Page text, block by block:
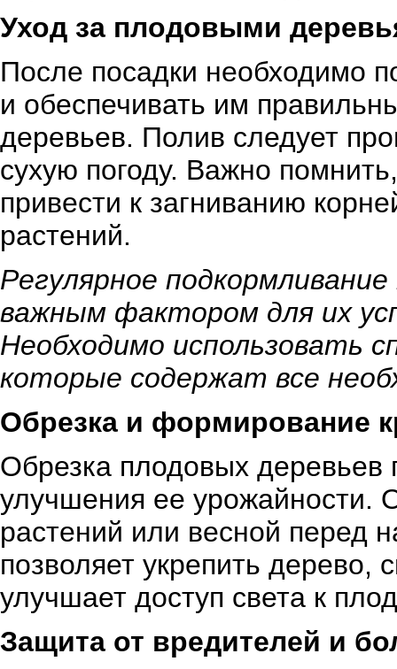
Уход за плодовыми
После посадки необходимо
и обеспечивать им
деревьев. Полив следует
сухую погоду. Важно
привести к загниванию
растений.
Регулярное
важным фактором для их
Необходимо использовать
которые содержат все
Обрезка и формирование
Обрезка плодовых
улучшения ее урожайности.
растений или весной перед
позволяет укрепить дерево,
улучшает доступ света к
Защита от вредителей и